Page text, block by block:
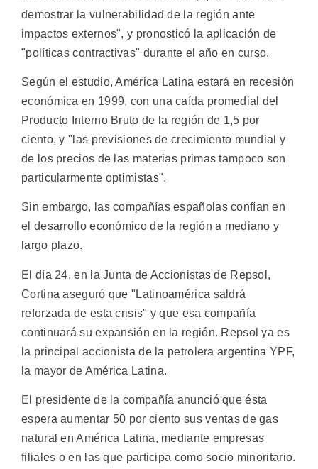
demostrar la vulnerabilidad de la región ante
impactos externos", y pronosticó la aplicación de
"políticas contractivas" durante el año en curso.
Según el estudio, América Latina estará en recesión
económica en 1999, con una caída promedial del
Producto Interno Bruto de la región de 1,5 por
ciento, y "las previsiones de crecimiento mundial y
de los precios de las materias primas tampoco son
particularmente optimistas".
Sin embargo, las compañías españolas confían en
el desarrollo económico de la región a mediano y
largo plazo.
El día 24, en la Junta de Accionistas de Repsol,
Cortina aseguró que "Latinoamérica saldrá
reforzada de esta crisis" y que esa compañía
continuará su expansión en la región. Repsol ya es
la principal accionista de la petrolera argentina YPF,
la mayor de América Latina.
El presidente de la compañía anunció que ésta
espera aumentar 50 por ciento sus ventas de gas
natural en América Latina, mediante empresas
filiales o en las que participa como socio minoritario.